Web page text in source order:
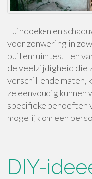
Tuindoeken en
voor zonwering in
buitenruimtes. Een
de veelzijdigheid die
verschillende maten,
ze eenvoudig kunnen
specifieke behoeften
mogelijk om een
DIY-